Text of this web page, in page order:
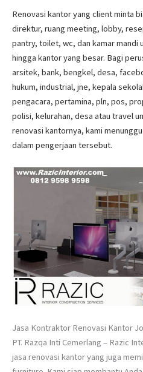
Renovasi kantor yang client minta
direktur, ruang meeting, lobby,
pantry, toilet, wc, dan kamar mandi
hingga kantor yang besar. Bagi
arsitek, bank, bengkel, desa,
hukum, industrial, jne, kepala
pengacara, pertamina, pln, pos,
polisi, kelurahan, desa atau travel
renovasi kantornya, kami
dalam pengerjaan tersebut.
Jasa Kontraktor Renovasi Kantor
PT. Razqa Inti Cemerlang – Razic
jasa renovasi kantor yang juga